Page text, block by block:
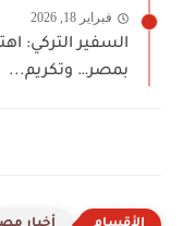
فبراير 18, 2026
السفير التركي:
بمصر… وتكريم...